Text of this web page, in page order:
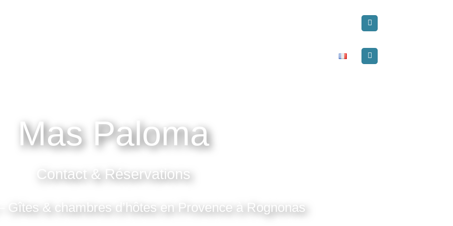
FRANÇAIS
Mas Paloma
Contact & Réservations
Gîtes & chambres d’hôtes en Provence à Rognonas